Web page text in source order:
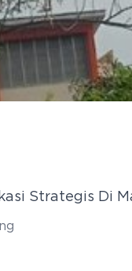
Strategis Di